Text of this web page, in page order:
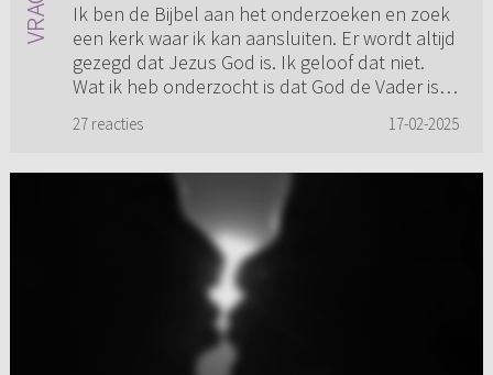
Ik ben de Bijbel aan het onderzoeken en zoek
een kerk waar ik kan aansluiten. Er wordt altijd
gezegd dat Jezus God is. Ik geloof dat niet.
Wat ik heb onderzocht is dat God de Vader is
27 reacties 17-02-2025